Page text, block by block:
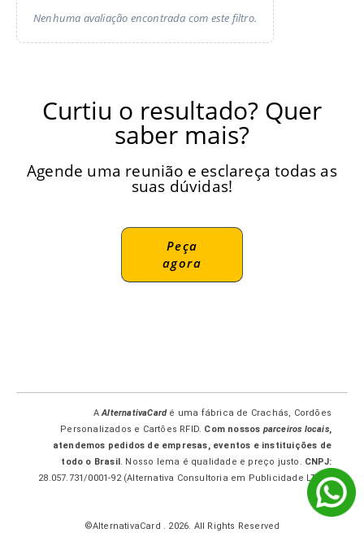
Nenhuma avaliação encontrada com este filtro.
Curtiu o resultado? Quer
saber mais?
Agende uma reunião e esclareça todas as
suas dúvidas!
Peça
agora
AAlternativaCardé uma fábrica de Crachás, Cordões
Personalizados e Cartões RFID. Com nossos parceiros locais,
atendemos pedidos de empresas, eventos e instituições de
todo o Brasil . Nosso lema é qualidade e preço justo. CNPJ:
28.057.731/0001-92 (Alternativa Consultoria em Publicidade LTDA-
ME.)
©AlternativaCard . 2026. All Rights Reserved